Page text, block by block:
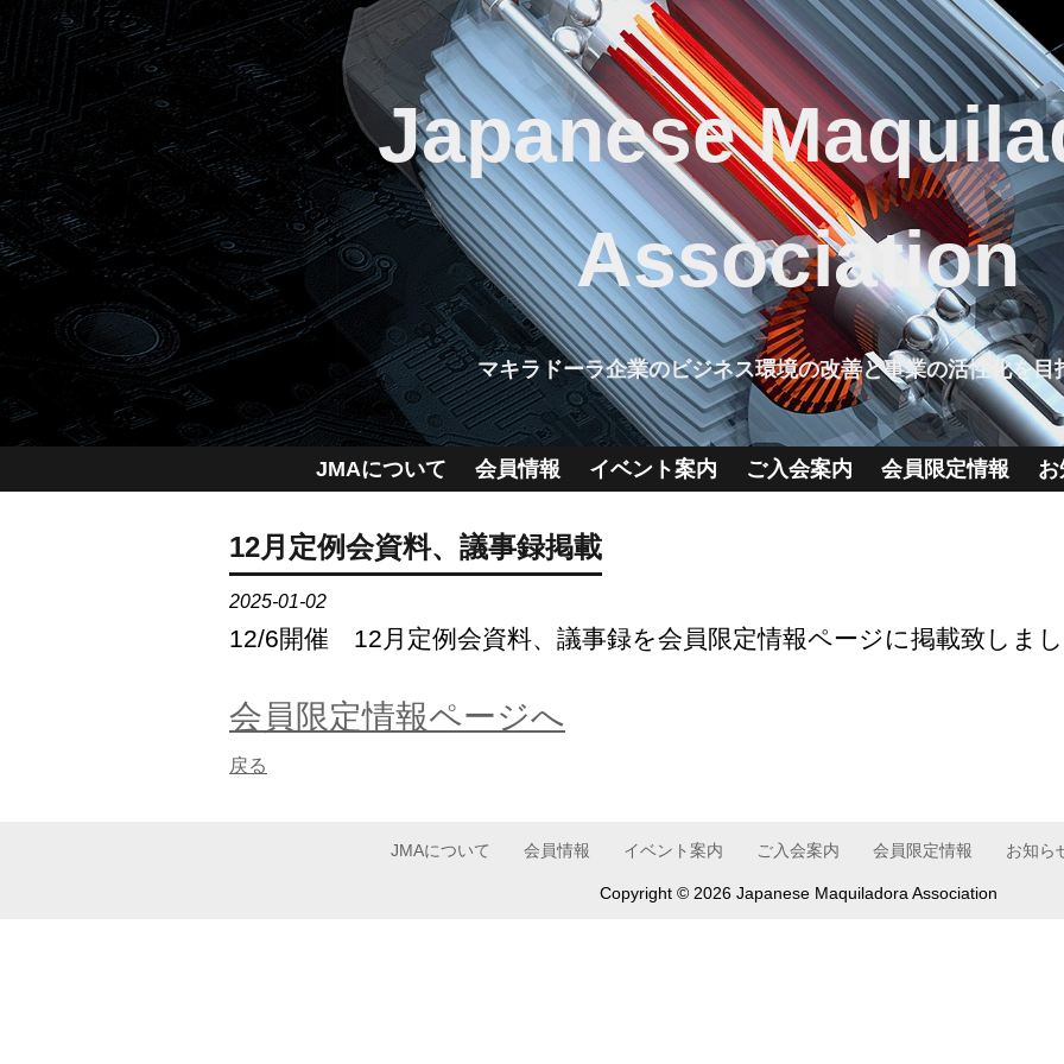
Japanese
Association
マキラドーラ企業のビジネス環境の改善と事業の活性化を目
JMAについて 会員情報 イベント案内 ご入会案内 会員限定情報
12月定例会資料、議事録掲載
2025-01-02
12/6開催 12月定例会資料、議事録を会員限定情報ページに掲載致しまし
会員限定情報ページへ
戻る
JMAについて 会員情報 イベント案内 ご入会案内 会員限定情報 お知ら
Copyright © 2026 Japanese Maquiladora Association